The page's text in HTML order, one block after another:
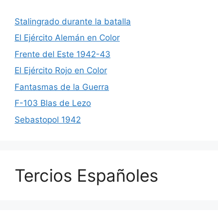
Stalingrado durante la batalla
El Ejército Alemán en Color
Frente del Este 1942-43
El Ejército Rojo en Color
Fantasmas de la Guerra
F-103 Blas de Lezo
Sebastopol 1942
Tercios Españoles